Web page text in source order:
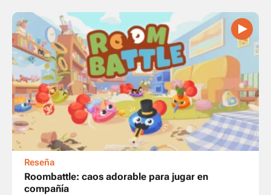
Reseña
Roombattle: caos adorable para jugar en
compañía